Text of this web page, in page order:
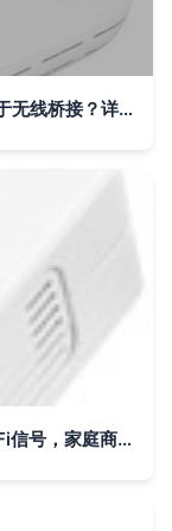
华三4320ACN胖模式能否作为中继器用于无线桥接？详细设置指南
飞鱼星 E15 万能无线扩展器 一键扩展WiFi信号，家庭商旅的完美伴侣